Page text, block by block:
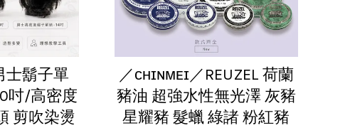
士鬍子單
吋/高密度
剪吹染燙
／ᴄʜɪɴᴍᴇɪ／REUZEL 荷蘭
豬油 超強水性無光澤 灰豬
星耀豬 髮蠟 綠諸 粉紅豬